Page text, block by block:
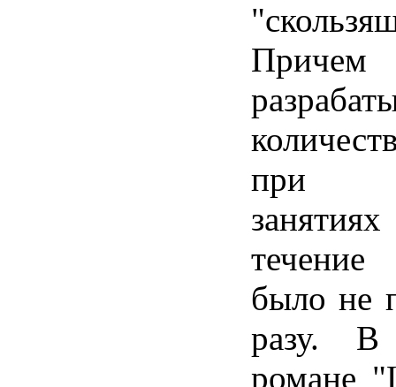
при
было не
разу. В
романе